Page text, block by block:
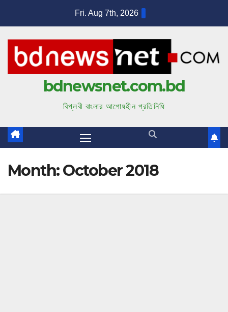
n
Fri. Aug 7th, 2026
bdnewsnet.com.bd
বিপ্লবী বাংলার আপোষহীন প্রতিনিধি
Month:October 2018